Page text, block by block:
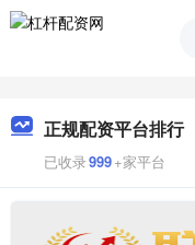
正规配资平台排行
已收录999+家平台